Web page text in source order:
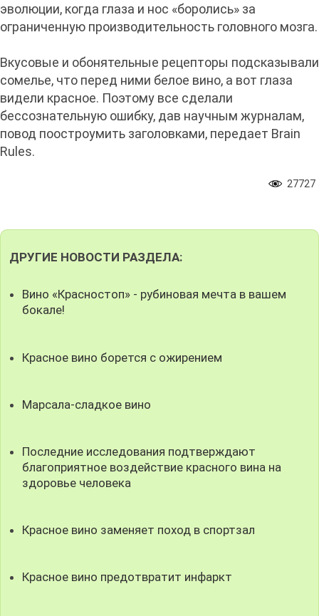
эволюции, когда глаза и нос «боролись» за
ограниченную производительность головного мозга.
Вкусовые и обонятельные рецепторы подсказывали
сомелье, что перед ними белое вино, а вот глаза
видели красное. Поэтому все сделали
бессознательную ошибку, дав научным журналам,
повод поостроумить заголовками, передает Brain
Rules.
27727
ДРУГИЕ НОВОСТИ РАЗДЕЛА:
Вино «Красностоп» - рубиновая мечта в вашем
бокале!
Красное вино борется с ожирением
Марсала-сладкое вино
Последние исследования подтверждают
благоприятное воздействие красного вина на
здоровье человека
Красное вино заменяет поход в спортзал
Красное вино предотвратит инфаркт